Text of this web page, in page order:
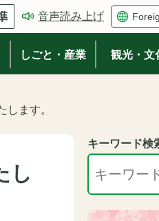
音声読み上げ
しごと・産業 観光・文
ます。
し
キーワード検